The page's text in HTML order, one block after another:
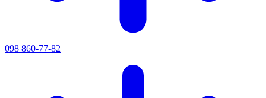
098 860-77-82